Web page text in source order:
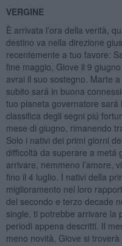
VERGINE
È arrivata l’ora della verità,
destino va nella direzione
recentemente a tuo favore:
fine maggio, Giove il 9
avrai il suo sostegno. Marte
subito sará in buona
tuo pianeta governatore
classifica degli segni piú
mese di giugno, rimanendo
Solo i nativi dei primi giorni
difficoltà da superare a metá
arrivare, nemmeno l’amore,
fino il 4 luglio. I nativi della
miglioramento nel loro
del secondo e terzo decade
single, ti potrebbe arrivare la
periodi appena descritti. Il
meno novità, Giove si